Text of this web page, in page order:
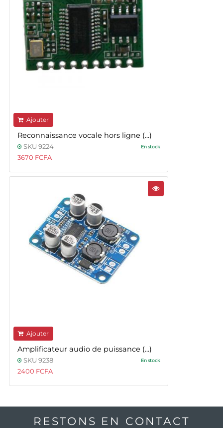
Ajouter
Reconnaissance vocale hors ligne (...)
SKU 9224 En stock
3670 FCFA
Ajouter
Amplificateur audio de puissance (...)
SKU 9238 En stock
2400 FCFA
RESTONS EN CONTACT